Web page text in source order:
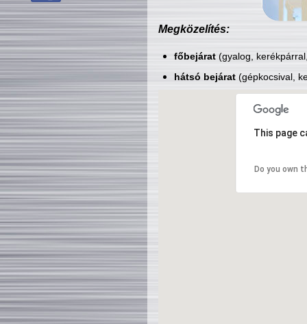
Megközelítés:
főbejárat(gyalog,
hátsó bejárat(gépkocsival,
This page
Do you own